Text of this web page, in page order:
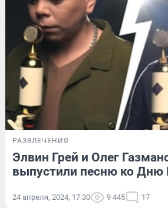
РАЗВЛЕЧЕНИЯ
Элвин Грей и Олег
выпустили песню ко
24 апреля, 2024, 17:30 9 445 17